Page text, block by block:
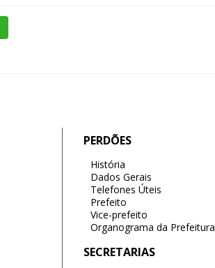
PERDÕES
História
Dados Gerais
Telefones Úteis
Prefeito
Vice-prefeito
Organograma da Prefeitura
SECRETARIAS